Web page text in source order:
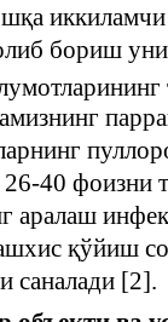
бориш
26-40 фоизни
аралаш
қўйиш
саналади [2].